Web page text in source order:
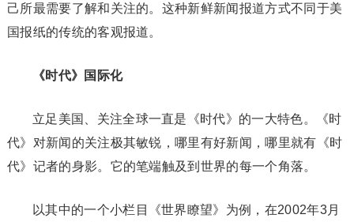
己所最需要了解和关注的。这种新鲜新闻报道方式不同于美
国报纸的传统的客观报道。
《时代》 国际化
立足美国、关注全球一直是《时代》的一大特色。《时
代》对新闻的关注极其敏锐，哪里有好新闻，哪里就有《时
代》记者的身影。它的笔端触及到世界的每一个角落。
以其中的一个小栏目《世界瞭望》为例，在2002年3月